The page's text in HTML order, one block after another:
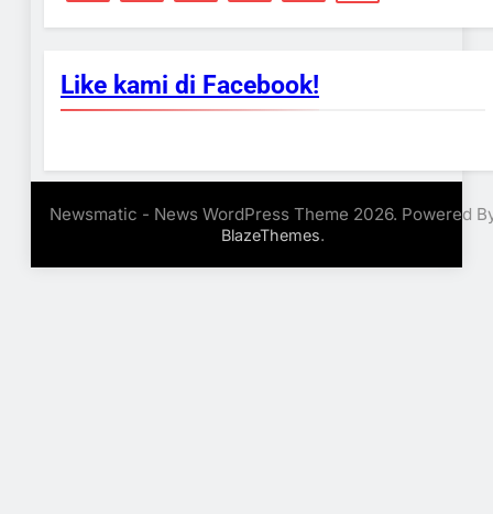
Like kami di Facebook!
Newsmatic - News WordPress Theme 2026. Powered
BlazeThemes.